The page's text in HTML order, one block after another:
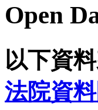
Open
以下資
法院資